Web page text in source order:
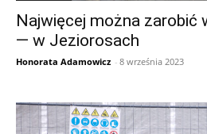
Najwięcej można zarobić
— w Jeziorosach
Honorata Adamowicz - 8 września 2023